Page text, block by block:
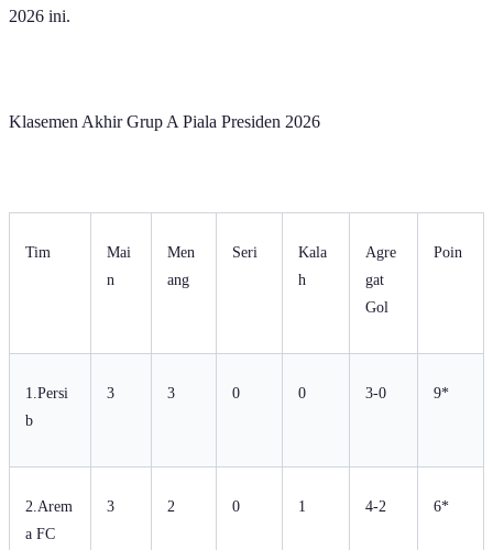
2026 ini.
Klasemen Akhir Grup A Piala Presiden 2026
Tim
Mai
n
Men
ang
Seri
Kala
h
Agre
gat
Gol
Poin
1.Persi
b
3 3 0 0 3-0 9*
2.Arem
a FC
3 2 0 1 4-2 6*